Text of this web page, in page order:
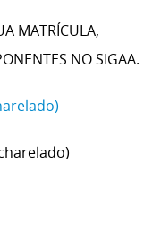
MATRÍCULA,
NO SIGAA.